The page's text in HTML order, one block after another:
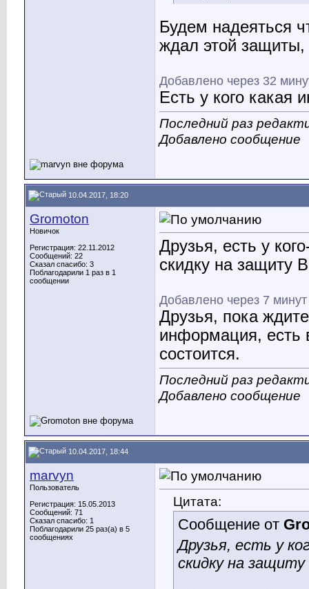
Будем надеяться
ждал этой защиты,
Добавлено через 32
Есть у кого какая
Последний раз
Добавлено сообщение
10.04.2017, 18:20
Gromoton
Новичок
Регистрация: 22.11.2012
Сообщений: 22
Сказал спасибо: 3
Поблагодарили 1 раз в 1
сообщении
Друзья, есть у
скидку на защиту
Добавлено через 7 минут
Друзья, пока
информация, есть
состоится.
Последний раз
Добавлено сообщение
10.04.2017, 18:44
marvyn
Пользователь
Регистрация: 15.05.2013
Сообщений: 71
Сказал спасибо: 1
Поблагодарили 25 раз(а) в 5
сообщениях
Цитата:
Сообщение от
Друзья, есть у
скидку на